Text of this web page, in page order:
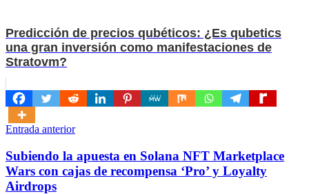
Predicción de precios qubéticos: ¿Es qubetics
una gran inversión como manifestaciones de
Stratovm?
Navegación
de
entradas
Entrada anterior
Subiendo la apuesta en Solana NFT Marketplace
Wars con cajas de recompensa ‘Pro’ y Loyalty
Airdrops